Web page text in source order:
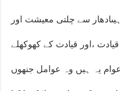
سے چلتی معیشت اور
،اور قیادت کے کھوکھلے
یہ ہیں وہ عوامل جنھوں